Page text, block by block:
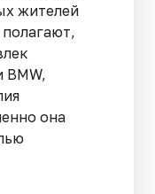
жителей
она